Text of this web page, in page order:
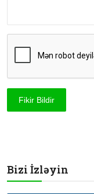
Fikir Bildir
Bizi İzləyin